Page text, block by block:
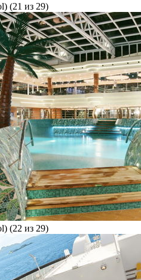
(21 из 29)
(22 из 29)